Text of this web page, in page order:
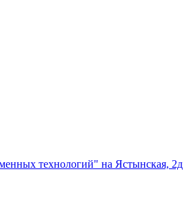
технологий" на Ястынская, 2д